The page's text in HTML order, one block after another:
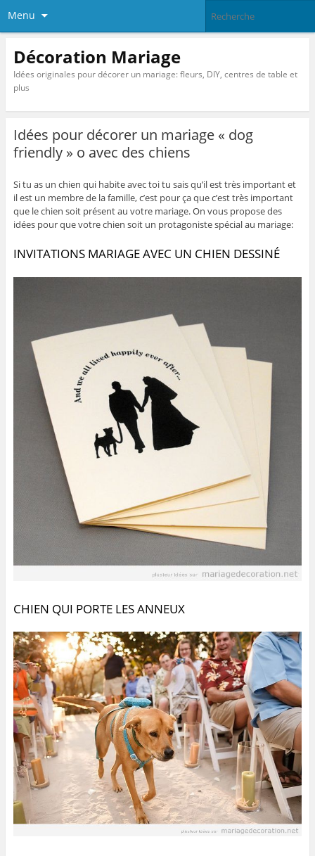
Menu
Décoration Mariage
Idées originales pour décorer un mariage: fleurs, DIY, centres de table et
plus
Idées pour décorer un mariage « dog
friendly » o avec des chiens
Si tu as un chien qui habite avec toi tu sais qu’il est très important et
il est un membre de la famille, c’est pour ça que c’est très important
que le chien soit présent au votre mariage. On vous propose des
idées pour que votre chien soit un protagoniste spécial au mariage:
INVITATIONS MARIAGE AVEC UN CHIEN DESSINÉ
CHIEN QUI PORTE LES ANNEUX